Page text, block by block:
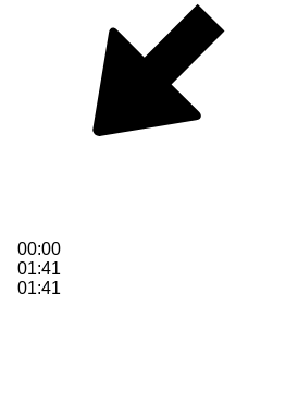
00:00
01:41
01:41